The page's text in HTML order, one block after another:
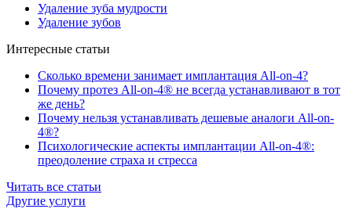
Удаление зуба мудрости
Удаление зубов
Интересные статьи
Сколько времени занимает имплантация All-on-4?
Почему протез All-on-4® не всегда устанавливают в тот
же день?
Почему нельзя устанавливать дешевые аналоги All-on-
4®?
Психологические аспекты имплантации All-on-4®:
преодоление страха и стресса
Читать все статьи
Другие услуги